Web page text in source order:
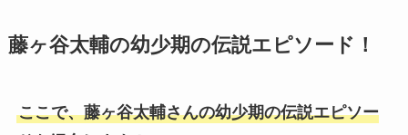
藤ヶ谷太輔の幼少期の伝説エピソード！
ここで、藤ヶ谷太輔さんの幼少期の伝説エピソー